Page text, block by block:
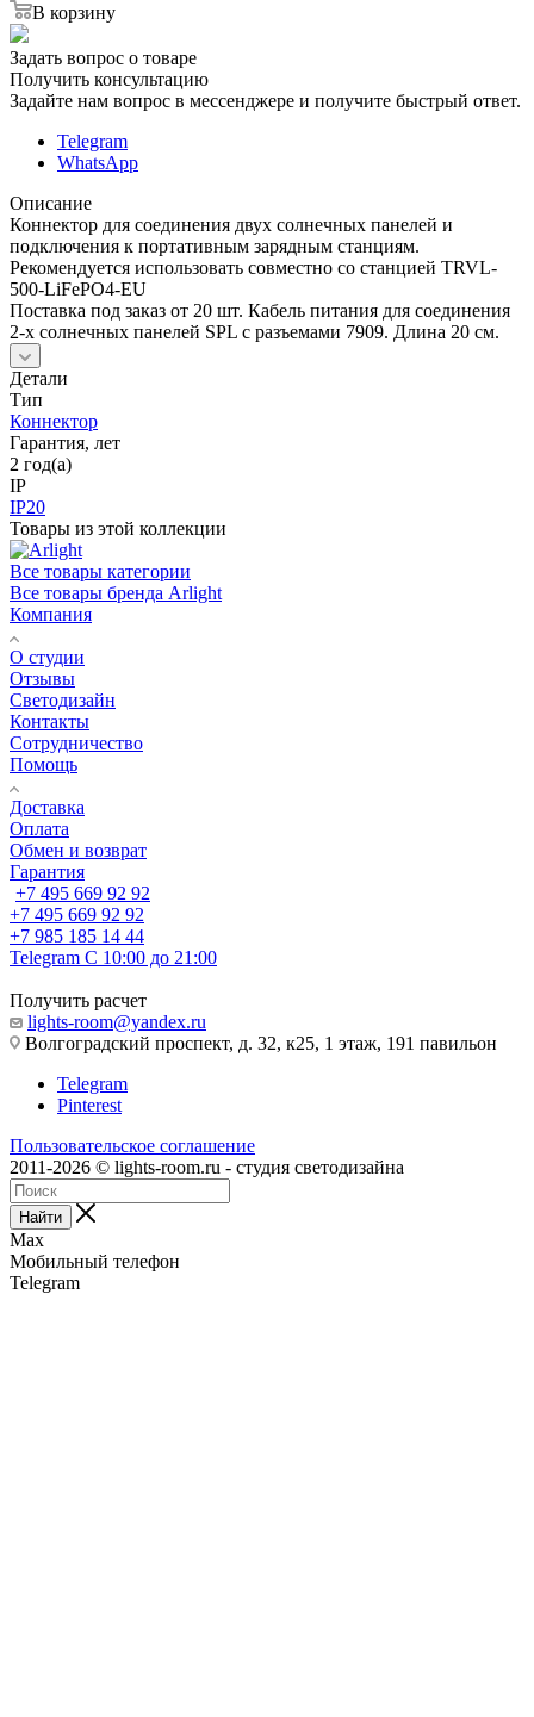
В корзину
Задать вопрос о товаре
Получить консультацию
Задайте нам вопрос в мессенджере и получите быстрый ответ.
Telegram
WhatsApp
Описание
Коннектор для соединения двух солнечных панелей и
подключения к портативным зарядным станциям.
Рекомендуется использовать совместно со станцией TRVL-
500-LiFePO4-EU
Поставка под заказ от 20 шт. Кабель питания для соединения
2-х солнечных панелей SPL с разъемами 7909. Длина 20 см.
Детали
Тип
Коннектор
Гарантия, лет
2 год(а)
IP
IP20
Товары из этой коллекции
Все товары категории
Все товары бренда Arlight
Компания
О студии
Отзывы
Светодизайн
Контакты
Сотрудничество
Помощь
Доставка
Оплата
Обмен и возврат
Гарантия
+7 495 669 92 92
+7 495 669 92 92
+7 985 185 14 44
Telegram С 10:00 до 21:00
Получить расчет
lights-room@yandex.ru
Волгоградский проспект, д. 32, к25, 1 этаж, 191 павильон
Telegram
Pinterest
Пользовательское соглашение
2011-2026 © lights-room.ru - студия светодизайна
Найти
Max
Мобильный телефон
Telegram